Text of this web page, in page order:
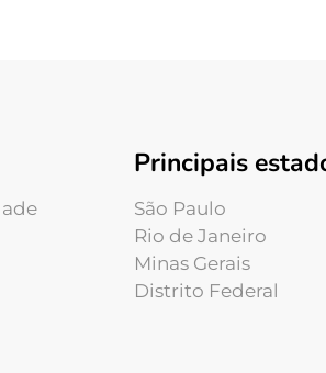
Principais
São Paulo
Rio de Janeiro
Minas Gerais
Distrito Federal